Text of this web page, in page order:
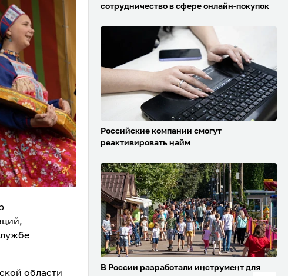
области
сотрудничество в сфере онлайн-покупок
Российские компании смогут
реактивировать найм
В России разработали инструмент для